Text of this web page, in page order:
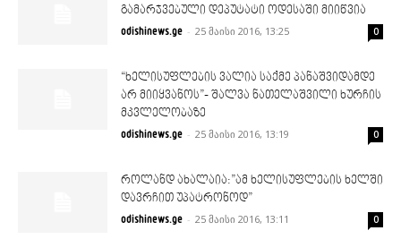
გამარჯვებული დეპუტატი ოდესაში მიიწვია
odishinews.ge - 25 მაისი 2016, 13:25 0
“ხელისუფლების ვალია საქმე პანაშვიდამდე
არ მიიყვანოს”- შალვა ნათელაშვილი ხურჩის
მკვლელობაზე
odishinews.ge - 25 მაისი 2016, 13:19 0
როლანდ ახალაია:”ამ ხელისუფლების ხელში
დავრჩით უპატრონოდ”
odishinews.ge - 25 მაისი 2016, 13:11 0